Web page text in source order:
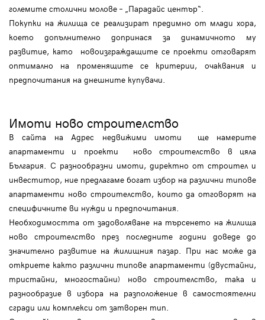
големите столични молове – „Парадайс център“.
Покупки на жилища се реализират предимно от млади хора,
което допълнително допринася за динамичното му
развитие, като новоизграждащите се проекти отговарят
оптимално на променящите се критерии, очаквания и
предпочитания на днешните купувачи.
Имоти ново строителство
В сайта на Адрес недвижими имоти ще намерите
апартаменти и проекти ново строителство в цяла
България. С разнообразни имоти, директно от строител и
инвеститор, ние предлагаме богат избор на различни типове
апартаменти ново строителство, които да отговорят на
специфичните ви нужди и предпочитания.
Необходимостта от задоволяване на търсенето на жилища
ново строителство през последните години доведе до
значително развитие на жилищния пазар. При нас може да
откриете както различни типове апартаменти (двустайни,
тристайни, многостайни) ново строителство, така и
разнообразие в избора на разположение в самостоятелни
сгради или комплекси от затворен тип.